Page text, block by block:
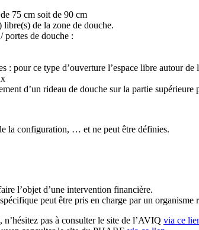
75 cm soit de 90 cm
libre(s) de la zone de douche.
portes de douche :
: pour ce type d’ouverture l’espace libre autour
d’un rideau de douche sur la partie
la configuration, … et ne peut être définies.
l’objet d’une intervention financière.
peut être pris en charge par un
pas à consulter le site de l’AVIQ via ce